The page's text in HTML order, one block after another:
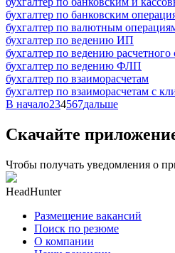
бухгалтер по банковским
бухгалтер по валютным
бухгалтер по ведению ИП
бухгалтер по ведению расчетного
бухгалтер по ведению ФЛП
бухгалтер по взаиморасчетам
бухгалтер по взаиморасчетам с
В начало234567дальше
Скачайте
Чтобы получать уведомления о
HeadHunter
Размещение вакансий
Поиск по резюме
О компании